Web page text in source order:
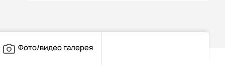
Фото/видео галерея